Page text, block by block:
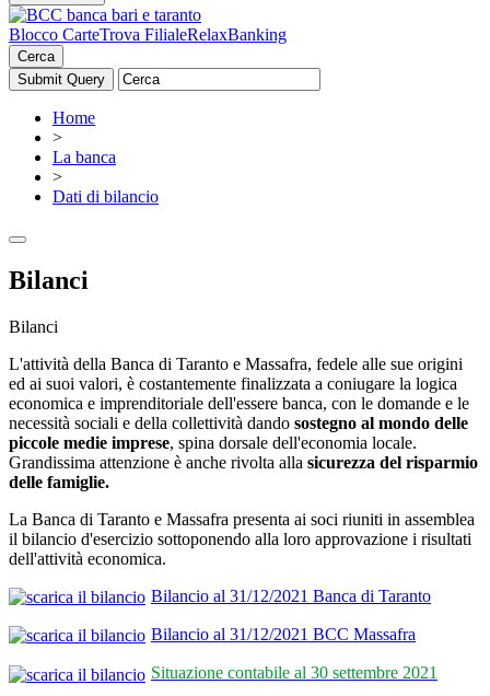
Blocco CarteTrova FilialeRelaxBanking
Cerca
Home
>
La banca
>
Dati di bilancio
Bilanci
Bilanci
L'attività della Banca di Taranto e Massafra, fedele alle sue origini
ed ai suoi valori, è costantemente finalizzata a coniugare la logica
economica e imprenditoriale dell'essere banca, con le domande e le
necessità sociali e della collettività dando sostegno al mondo delle
piccole medie imprese, spina dorsale dell'economia locale.
Grandissima attenzione è anche rivolta alla sicurezza del risparmio
delle famiglie.
La Banca di Taranto e Massafra presenta ai soci riuniti in assemblea
il bilancio d'esercizio sottoponendo alla loro approvazione i risultati
dell'attività economica.
Bilancio al 31/12/2021 Banca di Taranto
Bilancio al 31/12/2021 BCC Massafra
Situazione contabile al 30 settembre 2021